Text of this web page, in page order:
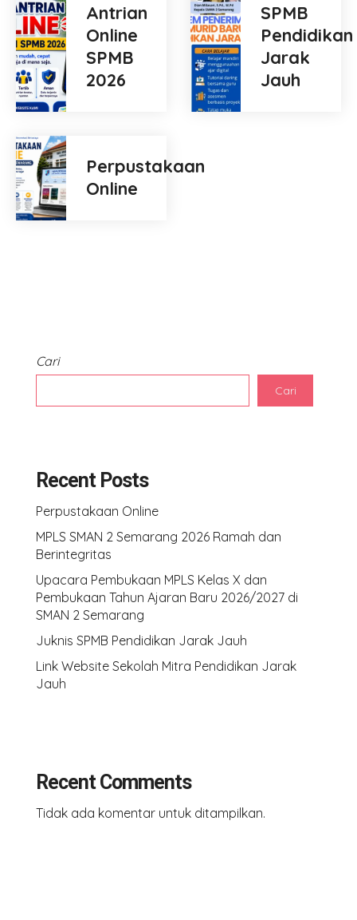
Antrian
Online
SPMB
2026
SPMB
Pendidikan
Jarak
Jauh
Perpustakaan
Online
Cari
Cari
Recent Posts
Perpustakaan Online
MPLS SMAN 2 Semarang 2026 Ramah dan
Berintegritas
Upacara Pembukaan MPLS Kelas X dan
Pembukaan Tahun Ajaran Baru 2026/2027 di
SMAN 2 Semarang
Juknis SPMB Pendidikan Jarak Jauh
Link Website Sekolah Mitra Pendidikan Jarak
Jauh
Recent Comments
Tidak ada komentar untuk ditampilkan.